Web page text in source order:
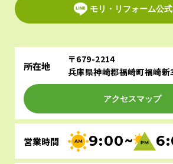
モリ・リフォーム公
所在地
〒679-2214
兵庫県神崎郡福崎町福崎
アクセスマップ
営業時間 9:00~